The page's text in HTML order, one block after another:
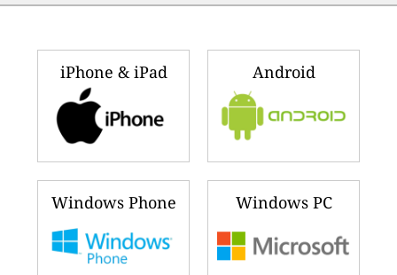
iPhone & iPad Android
Windows Phone Windows PC